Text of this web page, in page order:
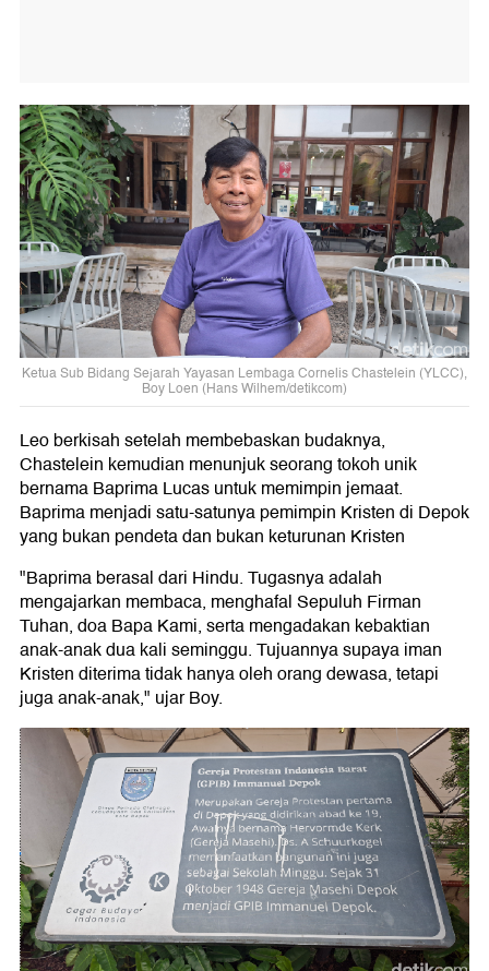
Ketua Sub Bidang Sejarah Yayasan Lembaga Cornelis Chastelein (YLCC),
Boy Loen (Hans Wilhem/detikcom)
Leo berkisah setelah membebaskan budaknya,
Chastelein kemudian menunjuk seorang tokoh unik
bernama Baprima Lucas untuk memimpin jemaat.
Baprima menjadi satu-satunya pemimpin Kristen di Depok
yang bukan pendeta dan bukan keturunan Kristen
"Baprima berasal dari Hindu. Tugasnya adalah
mengajarkan membaca, menghafal Sepuluh Firman
Tuhan, doa Bapa Kami, serta mengadakan kebaktian
anak-anak dua kali seminggu. Tujuannya supaya iman
Kristen diterima tidak hanya oleh orang dewasa, tetapi
juga anak-anak," ujar Boy.